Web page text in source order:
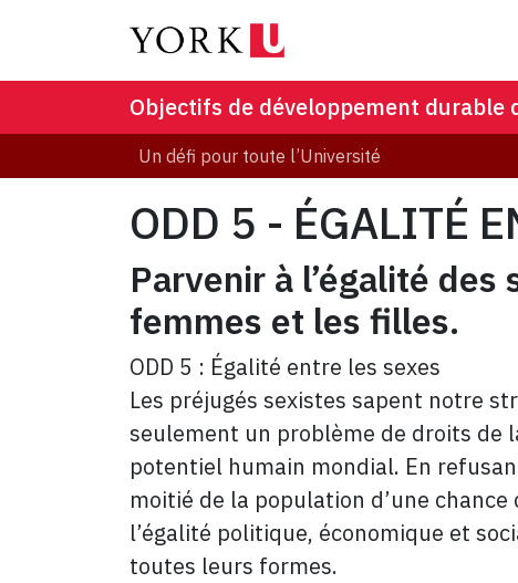
Objectifs de développement durable
Un défi pour toute l’Université
ODD 5 - ÉGALITÉ
Parvenir à l’égalité
femmes et les filles.
ODD 5 : Égalité entre les sexes
Les préjugés sexistes sapent notre
seulement un problème de droits de
potentiel humain mondial. En
moitié de la population d’une
l’égalité politique, économique et
toutes leurs formes.